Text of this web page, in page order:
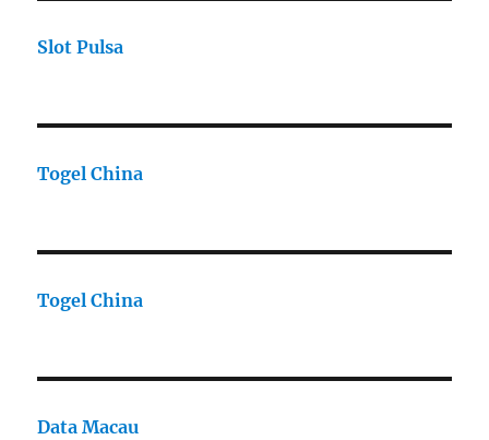
Slot Pulsa
Togel China
Togel China
Data Macau